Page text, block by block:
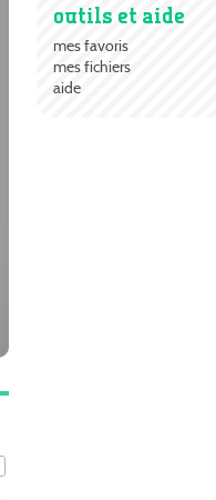
outils et aide
mes favoris
mes fichiers
aide